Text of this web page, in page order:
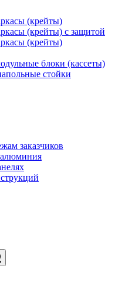
(крейты)
(крейты) с защитой
(крейты)
блоки (кассеты)
стойки
заказчиков
алюминия